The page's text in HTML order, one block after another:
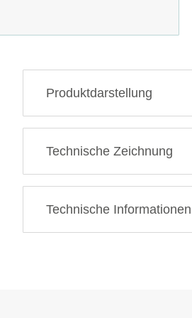
Produktdarstellung
Technische Zeichnung
Technische